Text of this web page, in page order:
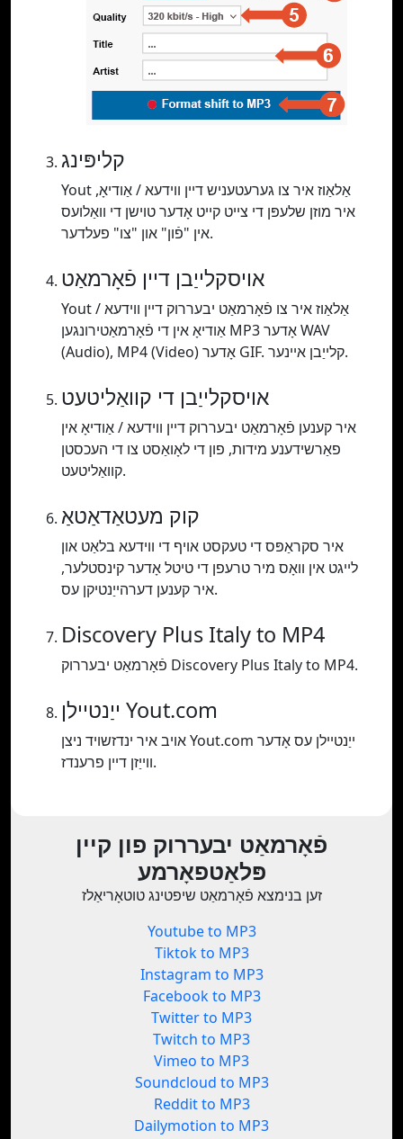
קליפּינג
Yout אַלאַוז איר צו גערעטעניש דיין ווידעא / אַודיאָ,
איר מוזן שלעפּן די צייט קייט אָדער טוישן די וואַלועס
אין "פֿון" און "צו" פעלדער.
אויסקלייַבן דיין פֿאָרמאַט
Yout אַלאַוז איר צו פֿאָרמאַט יבעררוק דיין ווידעא /
אַודיאָ אין די פֿאָרמאַטירונגען MP3 אָדער WAV
(Audio), MP4 (Video) אָדער GIF. קלייַבן איינער.
אויסקלייַבן די קוואַליטעט
איר קענען פֿאָרמאַט יבעררוק דיין ווידעא / אַודיאָ אין
פאַרשידענע מידות, פון די לאָואַסט צו די העכסטן
קוואַליטעט.
קוק מעטאַדאַטאַ
איר סקראַפּס די טעקסט אויף די ווידעא בלאַט און
לייגט אין וואָס מיר טרעפן די טיטל אָדער קינסטלער,
איר קענען דערהייַנטיקן עס.
Discovery Plus Italy to MP4
פֿאָרמאַט יבעררוק Discovery Plus Italy to MP4.
ייַנטיילן Yout.com
אויב איר ינדזשויד ניצן Yout.com ייַנטיילן עס אָדער
ווייַזן דיין פרענדז.
פֿאָרמאַט יבעררוק פון קיין
פּלאַטפאָרמע
זען בנימצא פֿאָרמאַט שיפטינג טוטאָריאַלז
Youtube to MP3
Tiktok to MP3
Instagram to MP3
Facebook to MP3
Twitter to MP3
Twitch to MP3
Vimeo to MP3
Soundcloud to MP3
Reddit to MP3
Dailymotion to MP3